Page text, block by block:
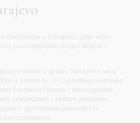
Baščaršije u Sarajevu, gdje smo
u ovo historijsko jezgro Bosne i
trdelnik u gradu. Nalazimo se u
u Sarači br. 17. Cilj našeg nastanka
Sarajeva i Bosne i Hercegovine
preukusnim i slatkim pecivom
gurmanske ponude na
ovu poslasticu.